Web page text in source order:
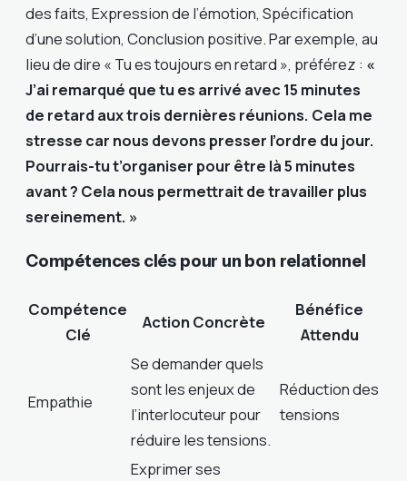
des faits, Expression de l’émotion, Spécification
d’une solution, Conclusion positive. Par exemple, au
lieu de dire « Tu es toujours en retard », préférez : «
J’ai remarqué que tu es arrivé avec 15 minutes
de retard aux trois dernières réunions. Cela me
stresse car nous devons presser l’ordre du jour.
Pourrais-tu t’organiser pour être là 5 minutes
avant ? Cela nous permettrait de travailler plus
sereinement. »
Compétences clés pour un bon relationnel
Compétence
Clé
Action Concrète
Bénéfice
Attendu
Empathie
Se demander quels
sont les enjeux de
l’interlocuteur pour
réduire les tensions.
Réduction des
tensions
Exprimer ses